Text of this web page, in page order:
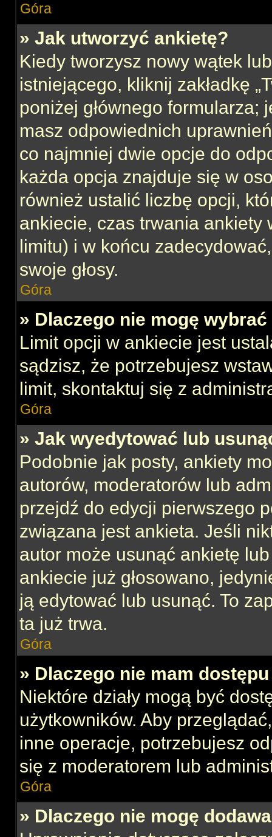
Góra
» Jak utworzyć ankietę?
Kiedy tworzysz nowy wątek
istniejącego, kliknij zakładkę
poniżej głównego formularza;
masz odpowiednich
co najmniej dwie opcje do
każda opcja znajduje się w
również ustalić liczbę opcji,
ankiecie, czas trwania ankiety
limitu) i w końcu
swoje głosy.
Góra
» Dlaczego nie mogę
Limit opcji w ankiecie jest
sądzisz, że potrzebujesz
limit, skontaktuj się z
Góra
» Jak wyedytować lub
Podobnie jak posty, ankiety
autorów, moderatorów lub
przejdź do edycji pierwszego
związana jest ankieta. Jeśli
autor może usunąć ankietę
ankiecie już głosowano,
ją edytować lub usunąć. To
ta już trwa.
Góra
» Dlaczego nie mam dostępu
Niektóre działy mogą być
użytkowników. Aby
inne operacje, potrzebujesz
się z moderatorem lub
Góra
» Dlaczego nie mogę